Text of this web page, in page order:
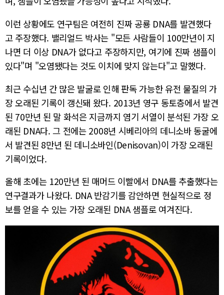
이런 상황에도 연구팀은 여전히 진짜 공룡 DNA를 발견했다
고 주장했다. 밸리얼드 박사는 "모든 사람들이 100만년이 지
나면 더 이상 DNA가 없다고 주장하지만, 여기에 진짜 샘플이
있다"며 "오염됐다는 것도 이치에 맞지 않는다"고 말했다.
최근 수십년 간 많은 발굴로 인해 판독 가능한 유전 물질의 가
장 오래된 기록이 갱신돼 왔다. 2013년 영구 동토층에서 발견
된 70만년 된 말 화석은 지금까지 염기 서열이 분석된 가장 오
래된 DNA다. 그 전에는 2008년 시베리아의 데니소바 동굴에
서 발견된 8만년 된 데니소바인(Denisovan)이 가장 오래된
기록이었다.
올해 초에는 120만년 된 매머드 이빨에서 DNA를 추출했다는
연구결과가 나왔다. DNA 반감기를 감안하면 현실적으로 정
보를 얻을 수 있는 가장 오래된 DNA 샘플로 여겨진다.